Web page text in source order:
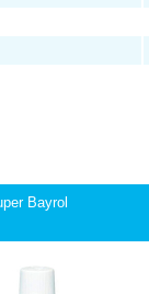
її на невеликі
(мармур,
Bayrol